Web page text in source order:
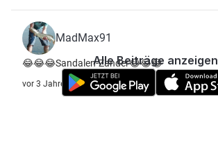
MadMax91
😂😂😂Sandalen-Zander😂😂😂
vor 3 Jahre
Alle Beiträge anzeigen